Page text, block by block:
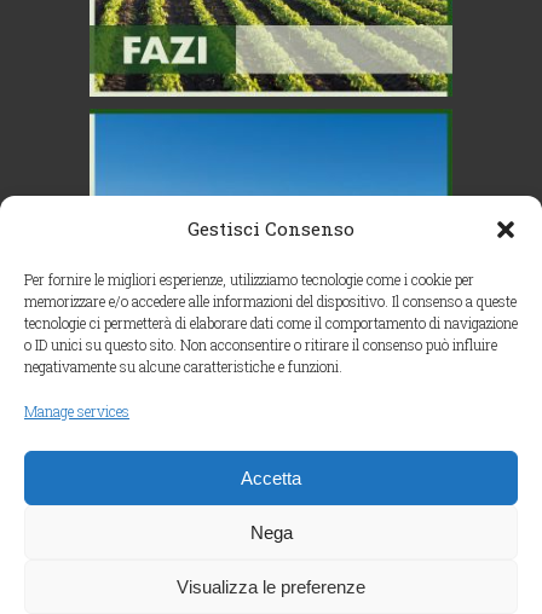
Gestisci Consenso
Per fornire le migliori esperienze, utilizziamo tecnologie come i cookie per
memorizzare e/o accedere alle informazioni del dispositivo. Il consenso a queste
tecnologie ci permetterà di elaborare dati come il comportamento di navigazione
o ID unici su questo sito. Non acconsentire o ritirare il consenso può influire
negativamente su alcune caratteristiche e funzioni.
Manage services
Accetta
Nega
Visualizza le preferenze
Segui su Instagram